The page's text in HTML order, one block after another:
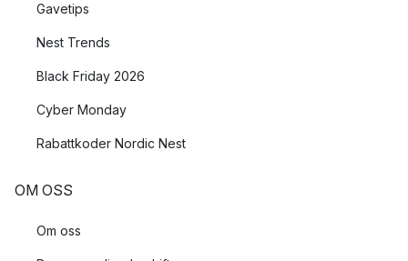
Gavetips
Nest Trends
Black Friday 2026
Cyber Monday
Rabattkoder Nordic Nest
OM OSS
Om oss